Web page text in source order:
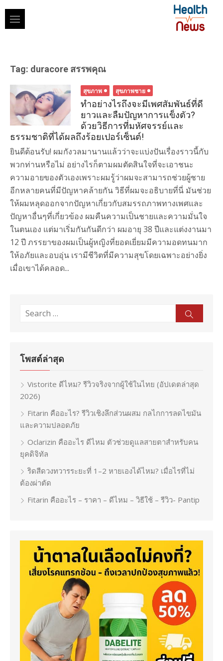
content
Tag: duracore สรรพคุณ
สุขภาพ สุขภาพชาย
ทำอย่างไรถึงจะมีเพศสัมพันธ์ที่ดี
ยาวและลืมปัญหาการแข็งตัว?
ด้วยวิธีการที่มหัศจรรย์และ
ธรรมชาติที่ได้ผลถึงร้อยเปอร์เซ็นต์!
ยินดีต้อนรับ! ผมกังวลมานานแล้วว่าจะแบ่งปันเรื่องราวนี้กับ
พวกท่านหรือไม่ อย่างไรก็ตามผมตัดสินใจที่จะเอาชนะ
ความอายของตัวเองเพราะผมรู้ว่าผมจะสามารถช่วยผู้ชาย
อีกหลายคนที่มีปัญหาคล้ายกัน วิธีที่ผมจะอธิบายที่นี่ มันช่วย
ให้ผมหลุดออกจากปัญหาเกี่ยวกับสมรรถภาพทางเพศและ
ปัญหาอื่นๆที่เกี่ยวข้อง ผมคืนความเป็นชายและความมั่นใจ
ในตนเอง แต่มาเริ่มกันกันดีกว่า ผมอายุ 38 ปีและแต่งงานมา
12 ปี ภรรยาของผมเป็นผู้หญิงที่ยอดเยี่ยมมีความอดทนมาก
ให้อภัยและอบอุ่น เรามีชีวิตที่มีความสุขโดยเฉพาะอย่างยิ่ง
เมื่อเขาได้คลอด...
Search
โพสต์ล่าสุด
Vistorite ดีไหม? รีวิวจริงจากผู้ใช้ในไทย (อัปเดตล่าสุด
2026)
Fitarin คืออะไร? รีวิวเชิงลึกส่วนผสม กลไกการลดไขมัน
และความปลอดภัย
Oclarizin คืออะไร ดีไหม ตัวช่วยดูแลสายตาสำหรับคน
ยุคดิจิทัล
ริดสีดวงทวารระยะที่ 1–2 หายเองได้ไหม? เมื่อไรที่ไม่
ต้องผ่าตัด
Fitarin คืออะไร – ราคา – ดีไหม – วิธีใช้ – รีวิว- Pantip